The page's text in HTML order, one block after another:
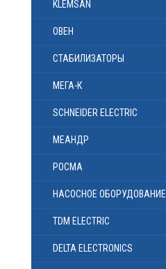
KLEMSAN
ОВЕН
СТАБИЛИЗАТОРЫ
МЕГА-К
SCHNEIDER ELECTRIC
МЕАНДР
РОСМА
НАСОСНОЕ ОБОРУДОВАНИЕ
TDM ELECTRIC
DELTA ELECTRONICS